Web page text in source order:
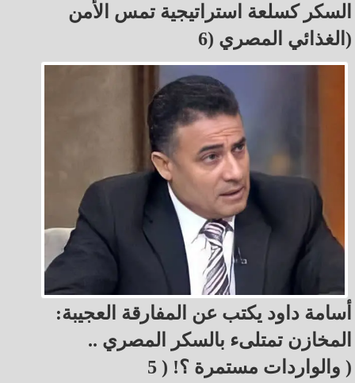
السكر كسلعة استراتيجية تمس الأمن
الغذائي المصري (6)
أسامة داود يكتب عن المفارقة العجيبة:
المخازن تمتلىء بالسكر المصري ..
والواردات مستمرة ؟! ( 5 )